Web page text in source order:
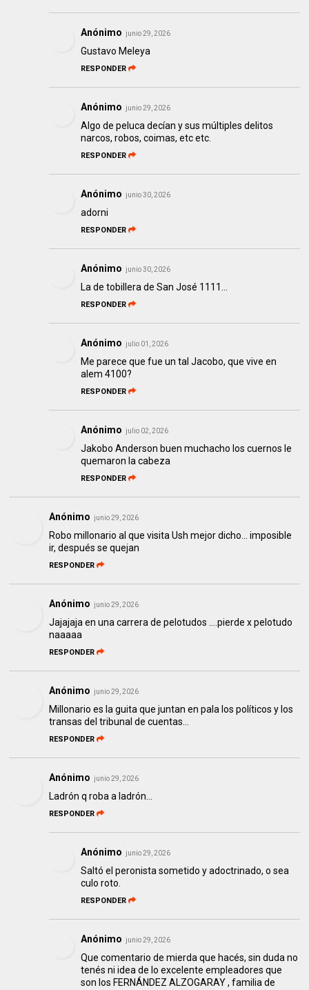
Anónimo junio 29, 2026
Gustavo Meleya
RESPONDER
Anónimo junio 29, 2026
Algo de peluca decían y sus múltiples delitos
narcos, robos, coimas, etc etc.
RESPONDER
Anónimo junio 30, 2026
adorni
RESPONDER
Anónimo junio 30, 2026
La de tobillera de San José 1111...
RESPONDER
Anónimo julio 01, 2026
Me parece que fue un tal Jacobo, que vive en
alem 4100?
RESPONDER
Anónimo julio 02, 2026
Jakobo Anderson buen muchacho los cuernos le
quemaron la cabeza
RESPONDER
Anónimo junio 29, 2026
Robo millonario al que visita Ush mejor dicho… imposible
ir, después se quejan
RESPONDER
Anónimo junio 29, 2026
Jajajaja en una carrera de pelotudos ....pierde x pelotudo
naaaaa
RESPONDER
Anónimo junio 29, 2026
Millonario es la guita que juntan en pala los políticos y los
transas del tribunal de cuentas…
RESPONDER
Anónimo junio 29, 2026
Ladrón q roba a ladrón...
RESPONDER
Anónimo junio 29, 2026
Saltó el peronista sometido y adoctrinado, o sea
culo roto.
RESPONDER
Anónimo junio 29, 2026
Que comentario de mierda que hacés, sin duda no
tenés ni idea de lo excelente empleadores que
son los FERNÁNDEZ ALZOGARAY , familia de